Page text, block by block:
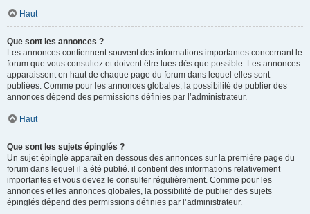
Haut
Que sont les annonces ?
Les annonces contiennent souvent des informations importantes concernant le
forum que vous consultez et doivent être lues dès que possible. Les annonces
apparaissent en haut de chaque page du forum dans lequel elles sont
publiées. Comme pour les annonces globales, la possibilité de publier des
annonces dépend des permissions définies par l’administrateur.
Haut
Que sont les sujets épinglés ?
Un sujet épinglé apparaît en dessous des annonces sur la première page du
forum dans lequel il a été publié. il contient des informations relativement
importantes et vous devez le consulter régulièrement. Comme pour les
annonces et les annonces globales, la possibilité de publier des sujets
épinglés dépend des permissions définies par l’administrateur.